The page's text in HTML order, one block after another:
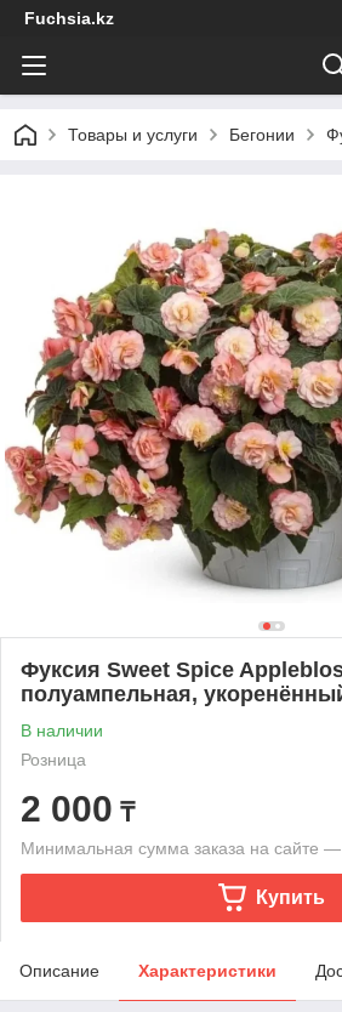
Fuchsia.kz
Товары и услуги Бегонии
Фуксия Sweet Spice
полуампельная,
В наличии
Розница
2 000 ₸
Минимальная сумма заказа на сайте
Купить
Описание Характеристики